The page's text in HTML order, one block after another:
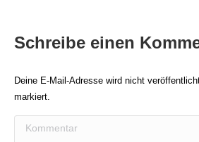
Schreibe einen
Deine E-Mail-Adresse wird nicht
markiert.
Kommentar